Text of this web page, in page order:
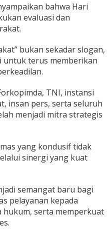
bahwa Hari
evaluasi dan
bukan sekadar slogan,
untuk terus memberikan
TNI, instansi
insan pers, serta seluruh
menjadi mitra strategis
yang kondusif tidak
sinergi yang kuat
semangat baru bagi
pelayanan kepada
hukum, serta memperkuat